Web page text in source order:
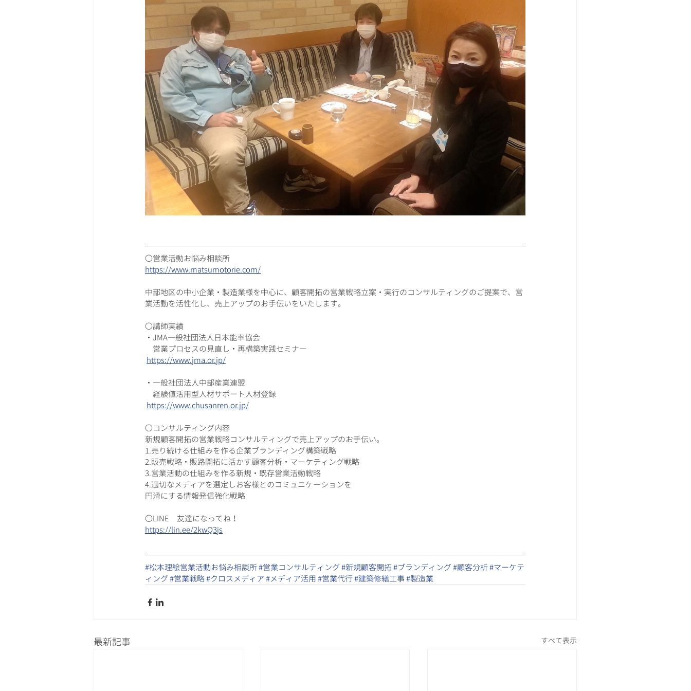
〇営業活動お悩み相談所
https://www.matsumotorie.com/​
中部地区の中小企業・製造業様を中心に、顧客開拓の営業戦略立案・実行のコンサルティングのご提案で、営
業活動を活性化し、売上アップのお手伝いをいたします。
〇講師実績
・JMA一般社団法人日本能率協会
営業プロセスの見直し・再構築実践セミナー
https://www.jma.or.jp/​
・一般社団法人中部産業連盟
経験値活用型人材サポート人材登録
https://www.chusanren.or.jp/
〇コンサルティング内容
新規顧客開拓の営業戦略コンサルティングで売上アップのお手伝い。
1.売り続ける仕組みを作る企業ブランディング構築戦略
2.販売戦略・販路開拓に活かす顧客分析・マーケティング戦略
3.営業活動の仕組みを作る新規・既存営業活動戦略
4.適切なメディアを選定しお客様とのコミュニケーションを
円滑にする情報発信強化戦略
〇LINE　友達になってね！
https://lin.ee/2kwQ3js​
#松本理絵営業活動お悩み相談所#営業コンサルティング#新規顧客開拓#ブランディング#顧客分析#マーケテ
ィング#営業戦略#クロスメディア#メディア活用#営業代行#建築修繕工事#製造業
最新記事 すべて表示